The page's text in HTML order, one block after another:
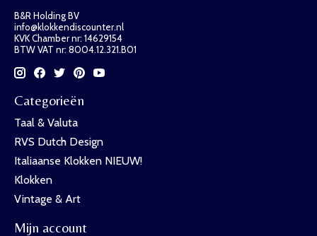
B&R Holding BV
info@klokkendiscounter.nl
KVK Chamber nr: 14629154
BTW VAT nr: 8004.12.321.B01
Categorieën
Taal & Valuta
RVS Dutch Design
Italiaanse Klokken NIEUW!
Klokken
Vintage & Art
Mijn account